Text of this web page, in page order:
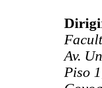
Av.
Piso